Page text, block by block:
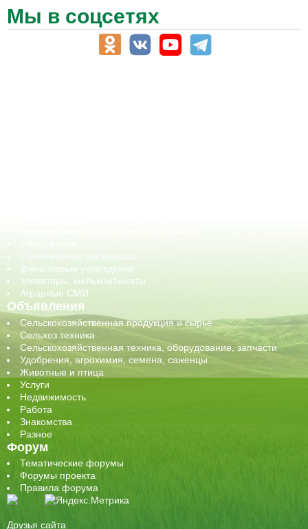
Мы в соцсетях
строительные материалы
финансовые учреждения
элеваторы, мелькомбинаты
Аграрные СМИ
Объявления
Сельскохозяйственная продукция и сырье
Сельхоз техника
Сельскохозяйственная техника, оборудование, запчасти
Удобрения, агрохимия, семена, саженцы
Животные и птица
Услуги
Недвижимость
Работа
Знакомства
Разное
Форум
Тематические форумы
Форумы проекта
Правила форума
Друзья сайта